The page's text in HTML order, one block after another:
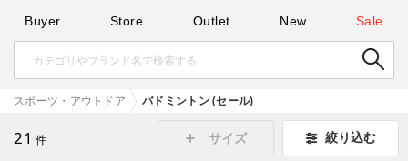
Buyer Store Outlet New Sale
スポーツ・アウトドア バドミントン (セール)
21 件 サイズ 絞り込む